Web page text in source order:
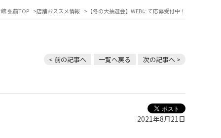
弘前TOP 店舗おススメ情報 【冬の大抽選会】WEBにて応募受付中！
< 前の記事へ 一覧へ戻る 次の記事へ >
2021年8月21日